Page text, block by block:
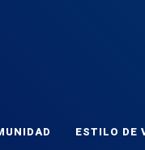
ESTILO DE